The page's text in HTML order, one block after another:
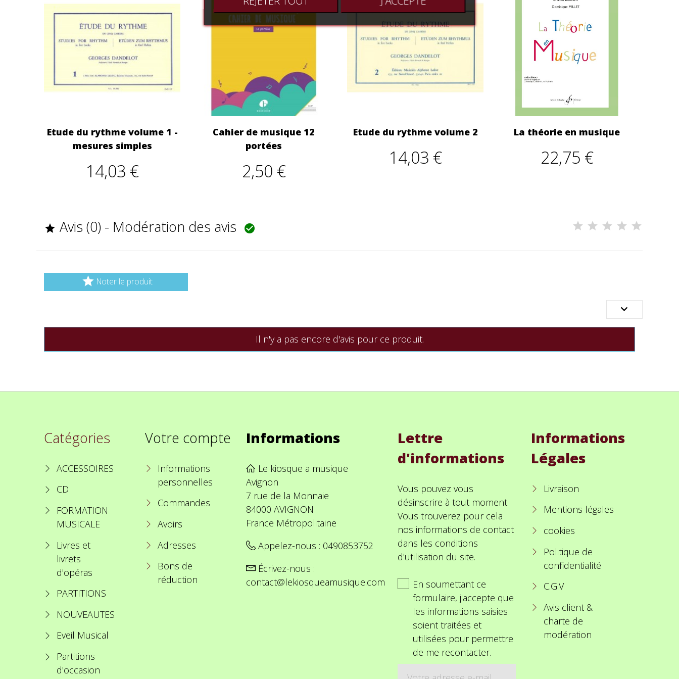
Etude du rythme volume 1 -
mesures simples
14,03 €
Cahier de musique 12
portées
2,50 €
Etude du rythme volume 2
14,03 €
La théorie en musique
22,75 €
 Avis (0) - Modération des avis 
 Noter le produit

Il n'y a pas encore d'avis pour ce produit.
Catégories
ACCESSOIRES
CD
FORMATION
MUSICALE
Livres et
livrets
d'opéras
PARTITIONS
NOUVEAUTES
Eveil Musical
Partitions
d'occasion
Votre compte
Informations
personnelles
Commandes
Avoirs
Adresses
Bons de
réduction
Informations
Le kiosque a musique
Avignon
7 rue de la Monnaie
84000 AVIGNON
France Métropolitaine
Appelez-nous : 0490853752
Écrivez-nous :
contact@lekiosqueamusique.com
Lettre
d'informations
Vous pouvez vous
désinscrire à tout moment.
Vous trouverez pour cela
nos informations de contact
dans les conditions
d'utilisation du site.
En soumettant ce
formulaire, j'accepte que
les informations saisies
soient traitées et
utilisées pour permettre
de me recontacter.
Informations
Légales
Livraison
Mentions légales
cookies
Politique de
confidentialité
C.G.V
Avis client &
charte de
modération